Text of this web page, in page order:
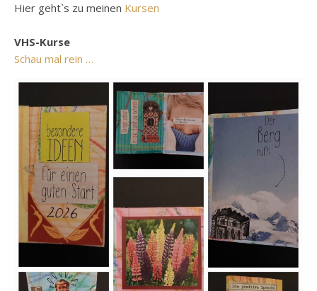
Hier geht`s zu meinen Kursen
VHS-Kurse
Schau mal rein …